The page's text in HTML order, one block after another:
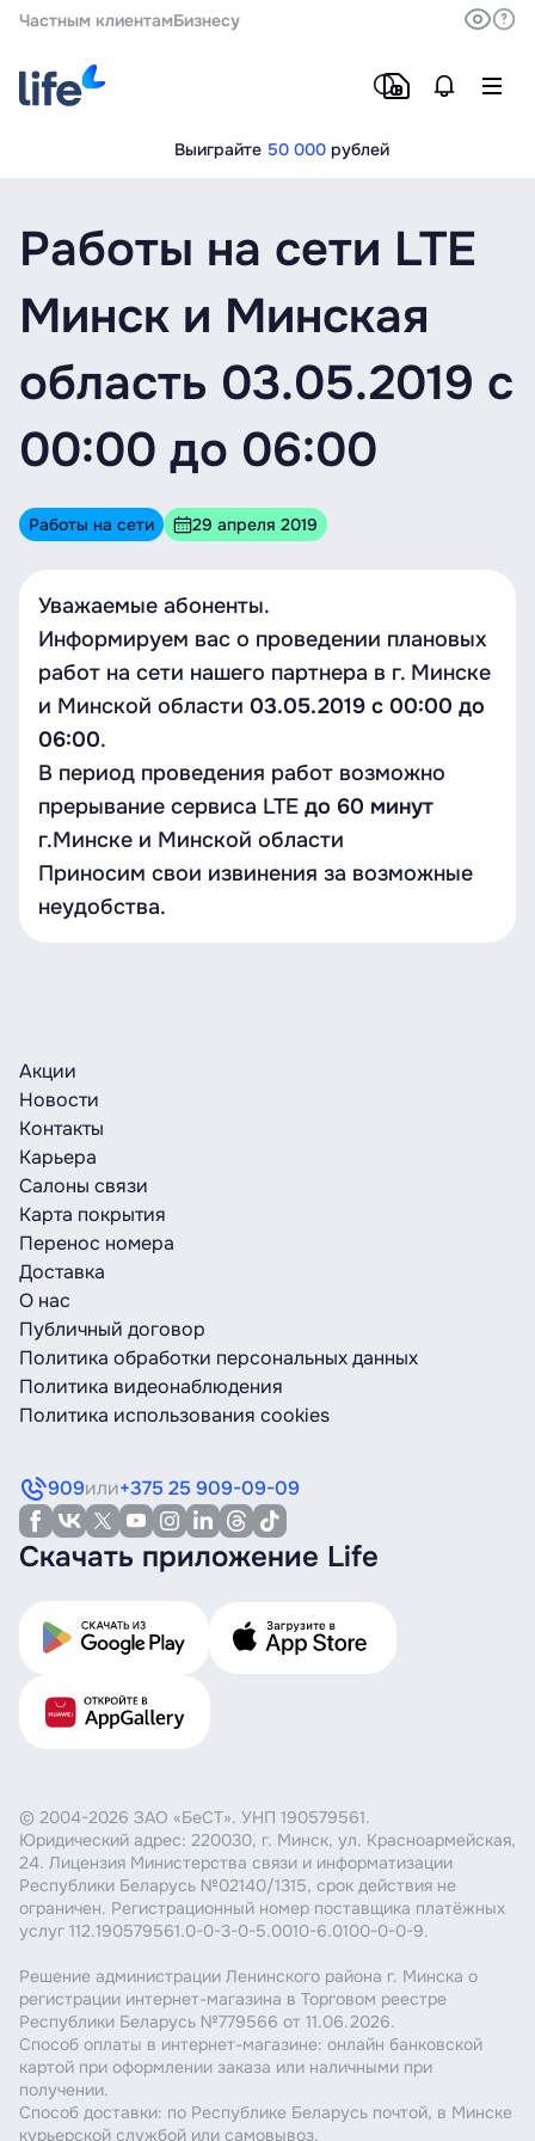
Частным клиентамБизнесу
Выиграйте 50 000 рублей
Работы на сети LTE
Минск и Минская
область 03.05.2019 с
00:00 до 06:00
Работы на сети 29 апреля 2019
Уважаемые абоненты.
Информируем вас о проведении плановых
работ на сети нашего партнера в г. Минске
и Минской области 03.05.2019 с 00:00 до
06:00.
В период проведения работ возможно
прерывание сервиса LTE до 60 минут
г.Минске и Минской области
Приносим свои извинения за возможные
неудобства.
Акции
Новости
Контакты
Карьера
Салоны связи
Карта покрытия
Перенос номера
Доставка
О нас
Публичный договор
Политика обработки персональных данных
Политика видеонаблюдения
Политика использования cookies
909или+375 25 909-09-09
Скачать приложение Life
© 2004-2026 ЗАО «БеСТ». УНП 190579561.
Юридический адрес: 220030, г. Минск, ул. Красноармейская,
24. Лицензия Министерства связи и информатизации
Республики Беларусь №02140/1315, срок действия не
ограничен. Регистрационный номер поставщика платёжных
услуг 112.190579561.0-0-3-0-5.0010-6.0100-0-0-9.
Решение администрации Ленинского района г. Минска о
регистрации интернет-магазина в Торговом реестре
Республики Беларусь №779566 от 11.06.2026.
Способ оплаты в интернет-магазине: онлайн банковской
картой при оформлении заказа или наличными при
получении.
Способ доставки: по Республике Беларусь почтой, в Минске
курьерской службой или самовывоз.